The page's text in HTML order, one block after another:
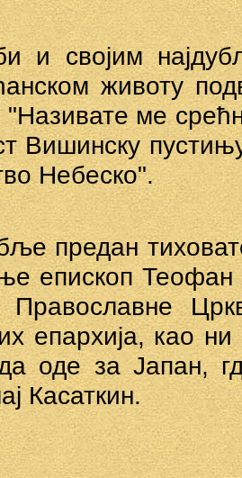
и својим
животу
ме
Вишинску
Небеско".
предан
епископ
Православне
епархија, као
оде за Јапан,
Касаткин.